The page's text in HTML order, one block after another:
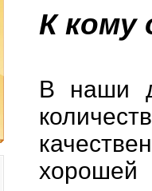
К кому
В наши
хорошей